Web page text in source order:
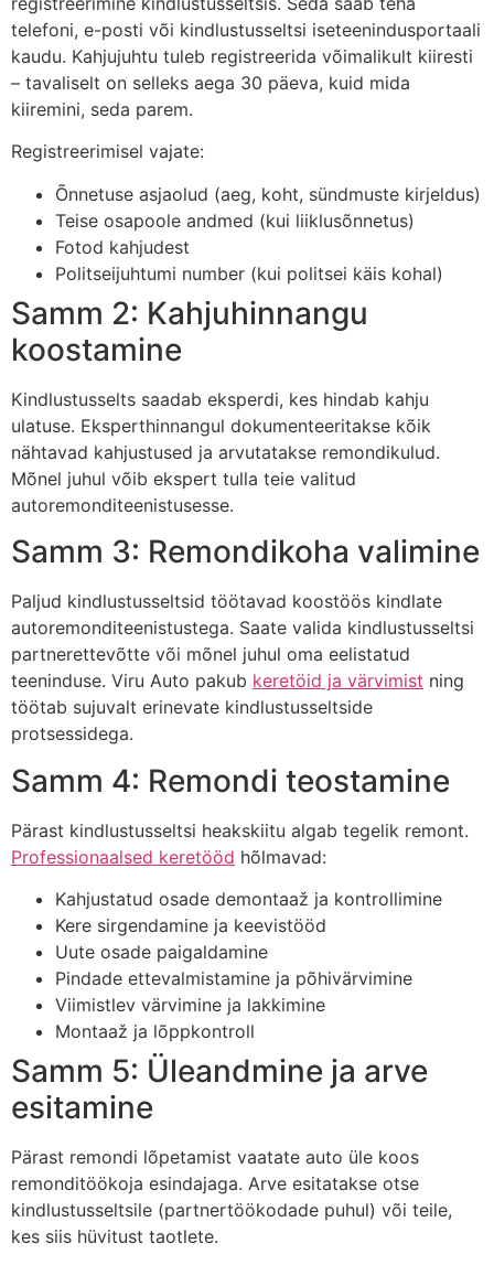
telefoni, e-posti või kindlustusseltsi iseteenindusportaali
kaudu. Kahjujuhtu tuleb registreerida võimalikult kiiresti
– tavaliselt on selleks aega 30 päeva, kuid mida
kiiremini, seda parem.
Registreerimisel vajate:
Õnnetuse asjaolud (aeg, koht, sündmuste kirjeldus)
Teise osapoole andmed (kui liiklusõnnetus)
Fotod kahjudest
Politseijuhtumi number (kui politsei käis kohal)
Samm 2: Kahjuhinnangu
koostamine
Kindlustusselts saadab eksperdi, kes hindab kahju
ulatuse. Eksperthinnangul dokumenteeritakse kõik
nähtavad kahjustused ja arvutatakse remondikulud.
Mõnel juhul võib ekspert tulla teie valitud
autoremonditeenistusesse.
Samm 3: Remondikoha valimine
Paljud kindlustusseltsid töötavad koostöös kindlate
autoremonditeenistustega. Saate valida kindlustusseltsi
partnerettevõtte või mõnel juhul oma eelistatud
teeninduse. Viru Auto pakub keretöid ja värvimist ning
töötab sujuvalt erinevate kindlustusseltside
protsessidega.
Samm 4: Remondi teostamine
Pärast kindlustusseltsi heakskiitu algab tegelik remont.
Professionaalsed keretööd hõlmavad:
Kahjustatud osade demontaaž ja kontrollimine
Kere sirgendamine ja keevistööd
Uute osade paigaldamine
Pindade ettevalmistamine ja põhivärvimine
Viimistlev värvimine ja lakkimine
Montaaž ja lõppkontroll
Samm 5: Üleandmine ja arve
esitamine
Pärast remondi lõpetamist vaatate auto üle koos
remonditöökoja esindajaga. Arve esitatakse otse
kindlustusseltsile (partnertöökodade puhul) või teile,
kes siis hüvitust taotlete.